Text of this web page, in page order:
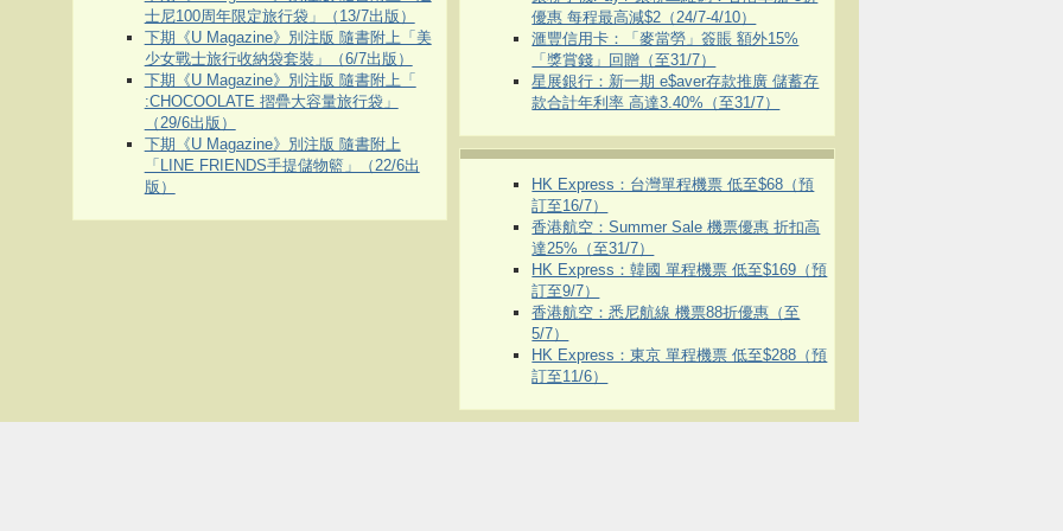
士尼100周年限定旅行袋」（13/7出版）
下期《U Magazine》別注版 隨書附上「美
少女戰士旅行收納袋套裝」（6/7出版）
下期《U Magazine》別注版 隨書附上「
:CHOCOOLATE 摺疊大容量旅行袋」
（29/6出版）
下期《U Magazine》別注版 隨書附上
「LINE FRIENDS手提儲物籃」（22/6出
版）
優惠 每程最高減$2（24/7-4/10）
滙豐信用卡：「麥當勞」簽賬 額外15%
「獎賞錢」回贈（至31/7）
星展銀行：新一期 e$aver存款推廣 儲蓄存
款合計年利率 高達3.40%（至31/7）
HK Express：台灣單程機票 低至$68（預
訂至16/7）
香港航空：Summer Sale 機票優惠 折扣高
達25%（至31/7）
HK Express：韓國 單程機票 低至$169（預
訂至9/7）
香港航空：悉尼航線 機票88折優惠（至
5/7）
HK Express：東京 單程機票 低至$288（預
訂至11/6）